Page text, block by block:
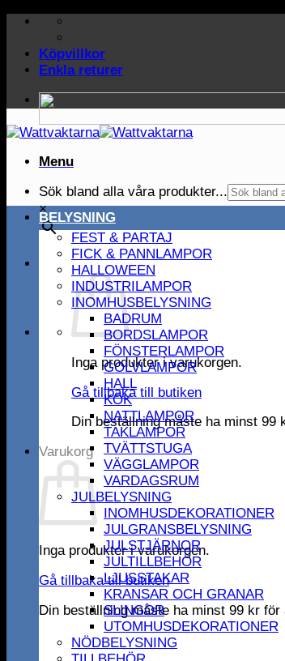
Skip
contentKöpvillkor
Enkla returer
Menu
Sök bland alla våra produkter...
×
Inga produkter i varukorgen.
Gå tillbaka till butiken
Din beställning måste ha minst 99
Varukorg
Inga produkter i varukorgen.
Gå tillbaka till butiken
Din beställning måste ha minst 99 kr för
BELYSNING
FEST & PARTAJ
FICK & PANNLAMPOR
HALLOWEEN
INDUSTRILAMPOR
INOMHUSBELYSNING
BADRUM
BORDSLAMPOR
FÖNSTERLAMPOR
GOLVLAMPOR
HALL
KÖK
NATTLAMPOR
TAKLAMPOR
TVÄTTSTUGA
VÄGGLAMPOR
VARDAGSRUM
JULBELYSNING
INOMHUSDEKORATIONER
JULGRANSBELYSNING
JULSTJÄRNOR
JULTILLBEHÖR
LJUSSTAKAR
KRANSAR OCH GRANAR
SLINGOR
UTOMHUSDEKORATIONER
NÖDBELYSNING